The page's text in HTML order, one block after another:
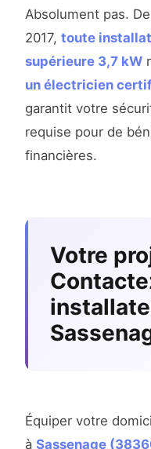
Absolument pas.
2017, toute
supérieure 3,7 kW
un électricien
garantit votre
requise pour de
financières.
Votre
Équiper votre
à Sassenage